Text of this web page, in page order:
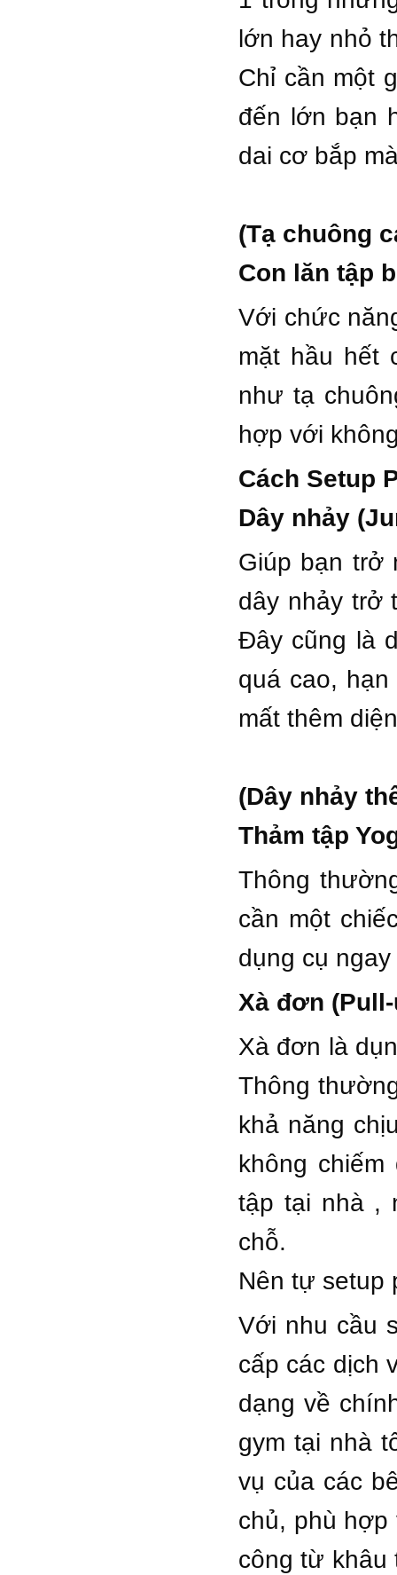
lớn hay nhỏ
Chỉ cần một
đến lớn bạn
dai cơ bắp
(Tạ chuông
Con lăn tập
Với chức
mặt hầu hết
như tạ
hợp với
Cách Setup
Dây nhảy
Giúp bạn trở
dây nhảy trở
Đây cũng là
quá cao,
mất thêm
(Dây nhảy
Thảm tập
Thông
cần một
dụng cụ
Xà đơn
Xà đơn là
Thông
khả năng
không
tập tại nhà ,
chỗ.
Nên tự setup
Với nhu cầu
cấp các dịch
dạng về
gym tại nhà
vụ của các
chủ, phù hợp
công từ khâu